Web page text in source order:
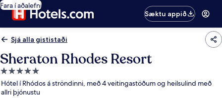
Fara í aðalefni
Sæktu appið
Sjá alla gististaði
Sheraton Rhodes Resort
5.0
stjörnu
gististaður
Hótel í Rhódos á ströndinni, með 4 veitingastöðum og heilsulind með
allri þjónustu